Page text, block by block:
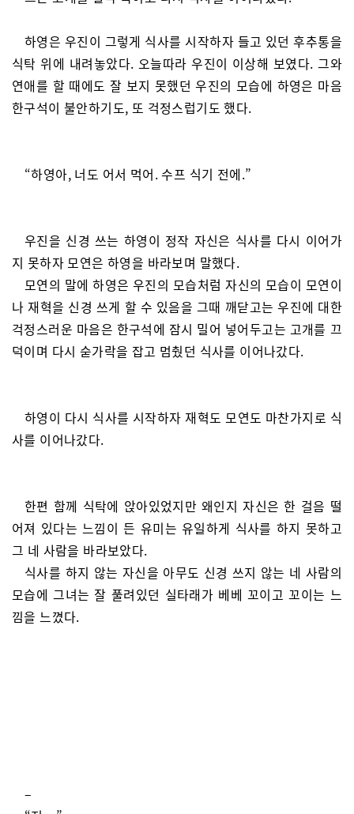
하영은 우진이 그렇게 식사를 시작하자 들고 있던 후추통을
식탁 위에 내려놓았다. 오늘따라 우진이 이상해 보였다. 그와
연애를 할 때에도 잘 보지 못했던 우진의 모습에 하영은 마음
한구석이 불안하기도, 또 걱정스럽기도 했다.
“하영아, 너도 어서 먹어. 수프 식기 전에.”
우진을 신경 쓰는 하영이 정작 자신은 식사를 다시 이어가
지 못하자 모연은 하영을 바라보며 말했다.
모연의 말에 하영은 우진의 모습처럼 자신의 모습이 모연이
나 재혁을 신경 쓰게 할 수 있음을 그때 깨닫고는 우진에 대한
걱정스러운 마음은 한구석에 잠시 밀어 넣어두고는 고개를 끄
덕이며 다시 숟가락을 잡고 멈췄던 식사를 이어나갔다.
하영이 다시 식사를 시작하자 재혁도 모연도 마찬가지로 식
사를 이어나갔다.
한편 함께 식탁에 앉아있었지만 왜인지 자신은 한 걸음 떨
어져 있다는 느낌이 든 유미는 유일하게 식사를 하지 못하고
그 네 사람을 바라보았다.
식사를 하지 않는 자신을 아무도 신경 쓰지 않는 네 사람의
모습에 그녀는 잘 풀려있던 실타래가 베베 꼬이고 꼬이는 느
낌을 느꼈다.
–